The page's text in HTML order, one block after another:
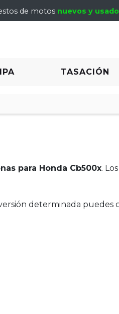
de motos nuevos y
TASACIÓN
para Honda Cb500x.
determinada